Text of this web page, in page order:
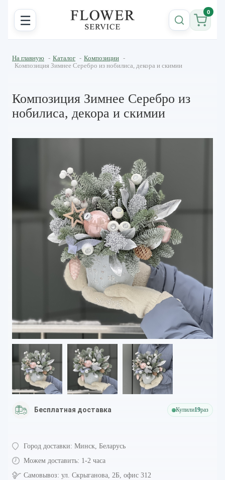
☰ 0
На главную - Каталог - Композиции -
Композиция Зимнее Серебро из нобилиса, декора и скимии
Композиция Зимнее Серебро из
нобилиса, декора и скимии
Бесплатная доставка Купили19раз
Город доставки: Минск, Беларусь
Можем доставить: 1-2 часа
Самовывоз: ул. Скрыганова, 2Б, офис 312